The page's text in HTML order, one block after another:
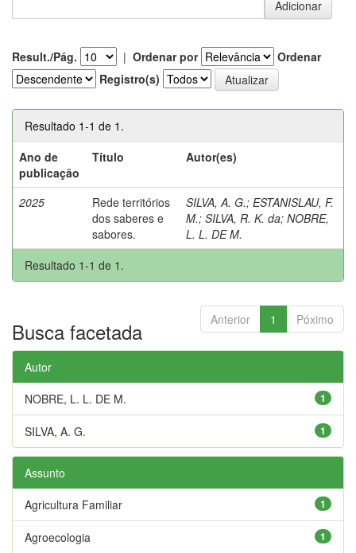
Result./Pág. | Ordenar por
Ordenar
Registro(s)
Resultado 1-1 de 1.
Ano de
publicação
Título Autor(es)
2025
Rede territórios
dos saberes e
sabores.
SILVA, A. G.; ESTANISLAU, F.
M.; SILVA, R. K. da; NOBRE,
L. L. DE M.
Resultado 1-1 de 1.
Anterior 1 Póximo
Busca facetada
Autor
1
NOBRE, L. L. DE M.
1
SILVA, A. G.
Assunto
1
Agricultura Familiar
1
Agroecologia